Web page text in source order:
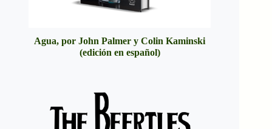
Agua, por John Palmer y Colin Kaminski
(edición en español)